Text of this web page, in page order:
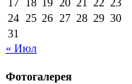
17 18 19 20 21 22 23
24 25 26 27 28 29 30
31
« Июл
Фотогалерея